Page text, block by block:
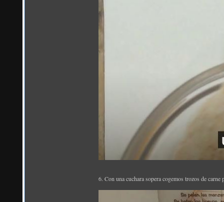
6. Con una cuchara sopera cogemos trozos de